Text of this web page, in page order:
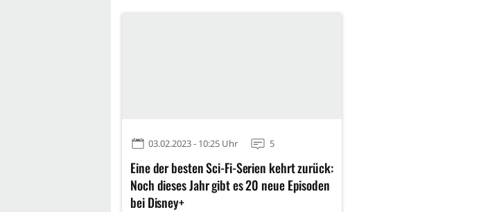
03.02.2023 - 10:25 Uhr 5
Eine der besten Sci-Fi-Serien kehrt zurück:
Noch dieses Jahr gibt es 20 neue Episoden
bei Disney+